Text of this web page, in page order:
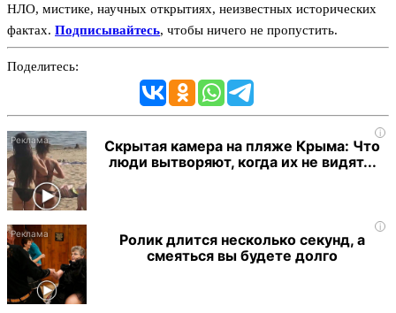
НЛО, мистике, научных открытиях, неизвестных исторических
фактах. Подписывайтесь, чтобы ничего не пропустить.
Поделитесь:
i
Скрытая камера на пляже Крыма: Что
люди вытворяют, когда их не видят...
i
Ролик длится несколько секунд, а
смеяться вы будете долго